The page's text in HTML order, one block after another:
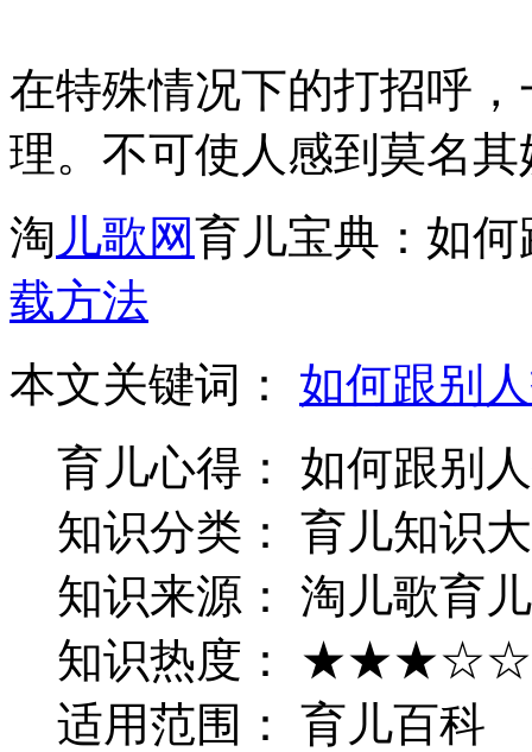
在特殊情况下的打招呼
理。不可使人感到莫名
淘 儿歌网育儿宝典：如
载方法
本文关键词： 如何跟别
育儿心得： 如何跟别
知识分类： 育儿知识
知识来源： 淘儿歌育
知识热度： ★★★☆☆
适用范围： 育儿百科